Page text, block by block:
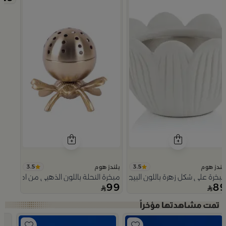
بلندز هوم 3.5
مبخرة على شكل زهرة باللون البيج من نقاء
89
بلندز هوم 3.5
مبخرة النحلة باللون الذهبي من امارا
99
Slide 1 of 5